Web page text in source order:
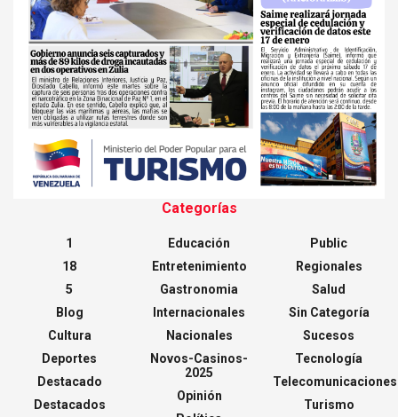
Categorías
1
18
5
Blog
Cultura
Deportes
Destacado
Destacados
Educación
Entretenimiento
Gastronomia
Internacionales
Nacionales
Novos-Casinos-
2025
Opinión
Public
Regionales
Salud
Sin Categoría
Sucesos
Tecnología
Telecomunicaciones
Turismo